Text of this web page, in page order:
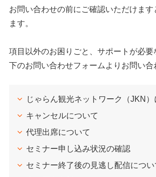
お問い合わせの前にご確認いただけます
ます。
項目以外のお困りごと、サポートが必要
下のお問い合わせフォームよりお問い合
じゃらん観光ネットワーク（JKN）
キャンセルについて
代理出席について
セミナー申し込み状況の確認
セミナー終了後の見逃し配信につい